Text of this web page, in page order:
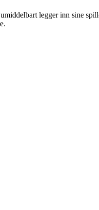
legger inn sine